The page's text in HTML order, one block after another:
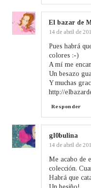
El bazar de
14 de abril de
Pues habrá
colores :-)
A mí me
Un besazo
Y muchas
http://
Responder
gl0bulina
14 de abril de
Me acabo de
colección.
Habrá que